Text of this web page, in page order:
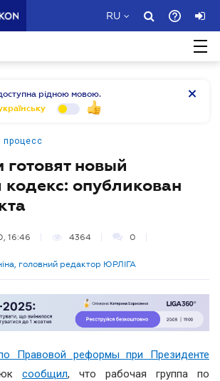
RU
рідною мовою.
процесс
новый
опубликован
16:46 4364 0
головний редактор ЮРЛІГА
Правовой реформы при Президенте
сообщил, что рабочая группа по